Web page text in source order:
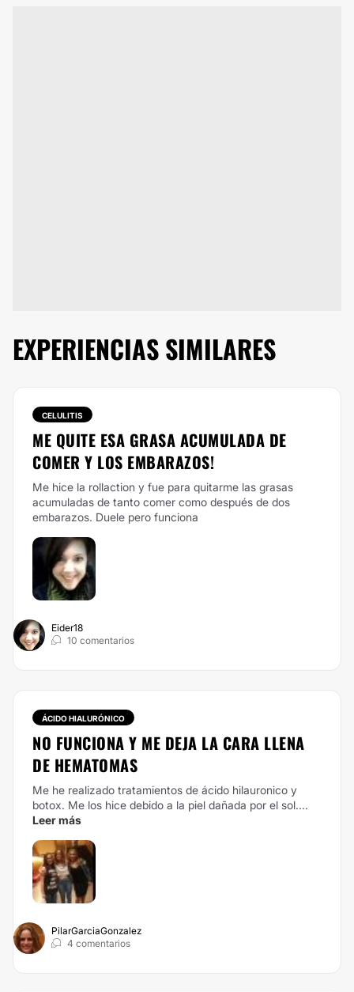
EXPERIENCIAS SIMILARES
CELULITIS
ME QUITE ESA GRASA ACUMULADA DE
COMER Y LOS EMBARAZOS!
Me hice la rollaction y fue para quitarme las grasas
acumuladas de tanto comer como después de dos
embarazos. Duele pero funciona
Eider18
10 comentarios
ÁCIDO HIALURÓNICO
NO FUNCIONA Y ME DEJA LA CARA LLENA
DE HEMATOMAS
Me he realizado tratamientos de ácido hilauronico y
botox. Me los hice debido a la piel dañada por el sol....
Leer más
PilarGarciaGonzalez
4 comentarios